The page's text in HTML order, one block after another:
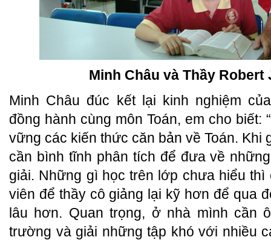
Minh Châu và Thầy Robert
Minh Châu đúc kết lại kinh nghiệm
đồng hành cùng môn Toán, em cho biết:
vững các kiến thức căn bản về Toán. Khi
cần bình tĩnh phân tích để đưa về
giải. Những gì học trên lớp chưa hiểu thì
viên để thầy cô giảng lại kỹ hơn để qua
lâu hơn. Quan trọng, ở nhà mình cần
trường và giải những tập khó với nhiều